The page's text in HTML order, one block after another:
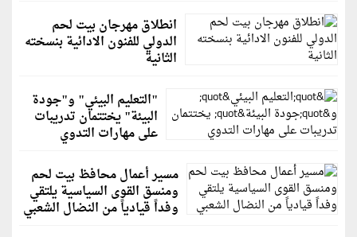
انطلاق مهرجان بيت لحم
الدولي للفنون الادائية بنسخته
الثانية
"التعليم البيئي" و"جودة
البيئة" يختتمان تدريبات
على مهارات التدوي
مسير أعمال محافظ بيت لحم
ومنسق القوى السياسية يلتقي
وفداً قيادياً من النضال الشعبي